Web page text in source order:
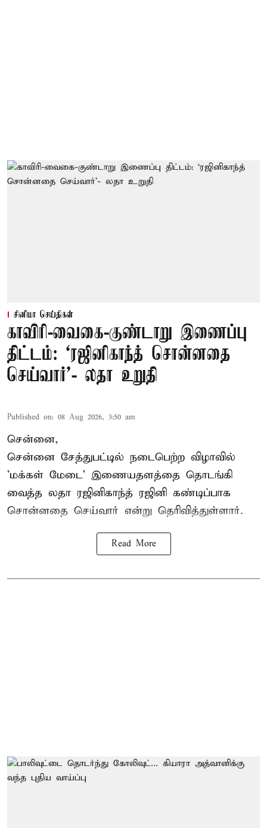
சினிமா செய்திகள்
காவிரி-வைகை-குண்டாறு இணைப்பு
திட்டம்: ‘ரஜினிகாந்த் சொன்னதை
செய்வார்’- லதா உறுதி
Published on: 08 Aug 2026, 3:50 am
சென்னை,
சென்னை சேத்துபட்டில் நடைபெற்ற விழாவில்
'மக்கள் மேடை' இணையதளத்தை தொடங்கி
வைத்த லதா ரஜினிகாந்த் ரஜினி கண்டிப்பாக
சொன்னதை செய்வார் என்று தெரிவித்துள்ளார்.
Read More